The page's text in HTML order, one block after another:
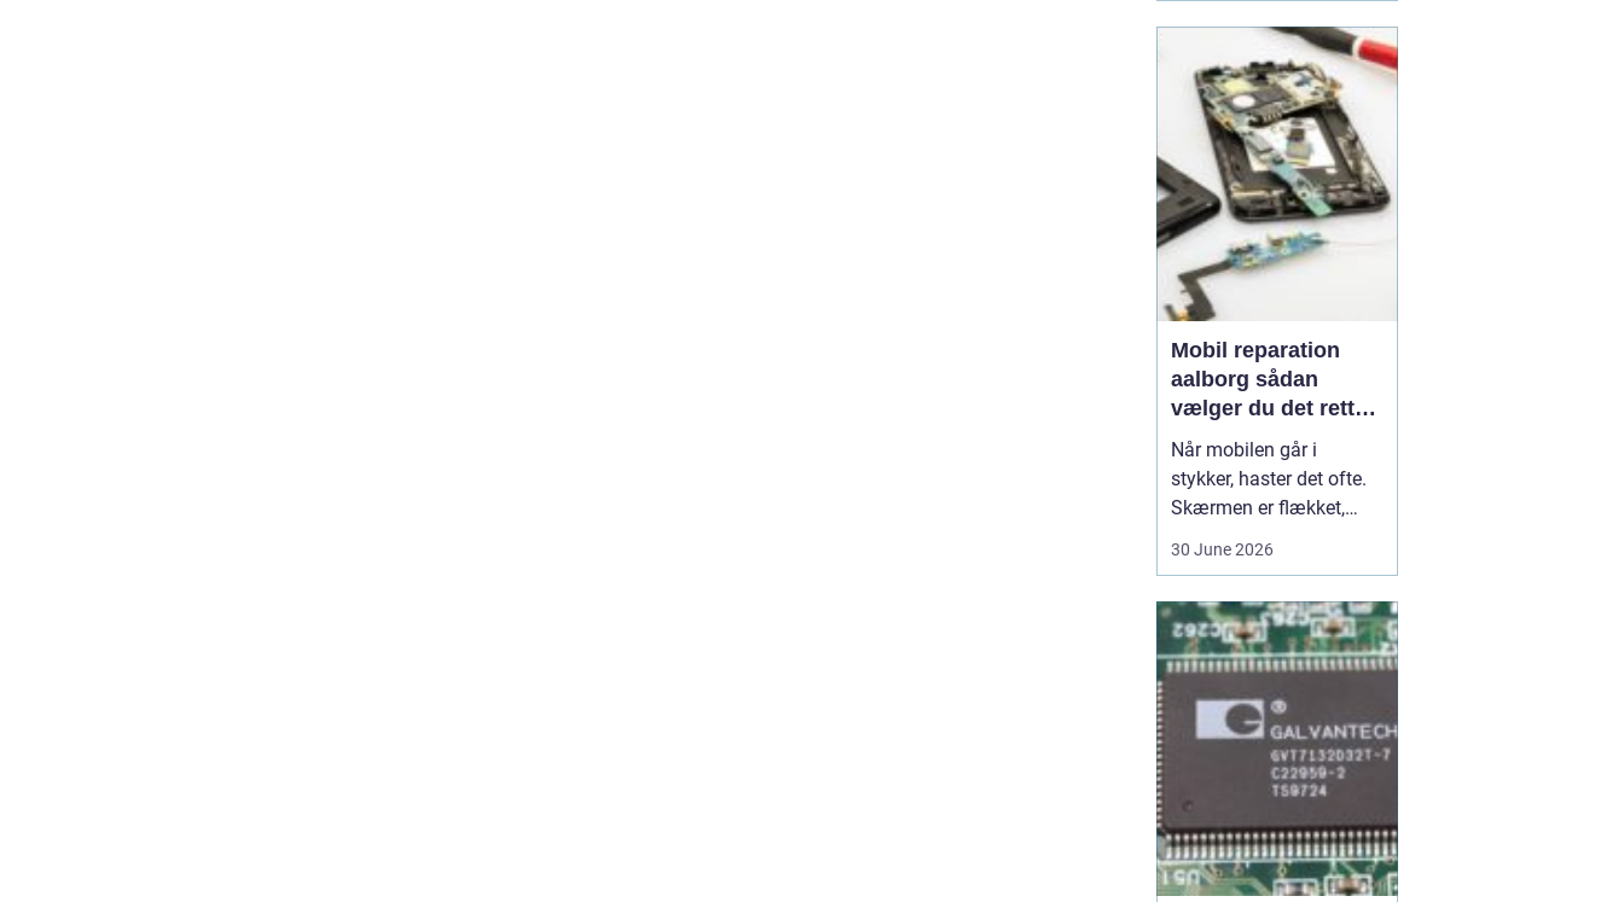
erhvervsbygninger til at
fremstå velholdte og
giver et bedre indeklima.
Flere boligejere og
virksomheder vælger
derfor at bruge en
professionel01 July
2026
Mobil reparation
aalborg sådan
vælger du det rette
værksted
Når mobilen går i
stykker, haster det ofte.
Skærmen er flækket,
Aalborg er der flere
værksteder at vælge
imellem, og det kan være
svært at gennemskue,
hvem der faktisk leverer
30 June 2026